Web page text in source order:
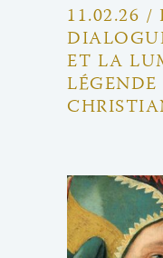
11.02.26 /
ET LA